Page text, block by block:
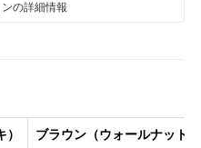
の詳細情報
KGサイズブラウン（ウォールナット）